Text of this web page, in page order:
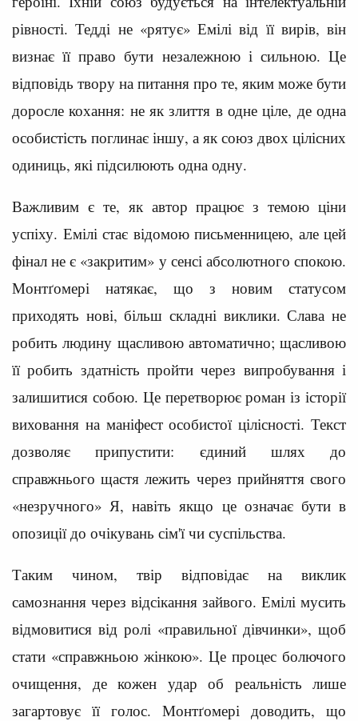
рівності. Тедді не «рятує» Емілі від її вирів, він
визнає її право бути незалежною і сильною. Це
відповідь твору на питання про те, яким може бути
доросле кохання: не як злиття в одне ціле, де одна
особистість поглинає іншу, а як союз двох цілісних
одиниць, які підсилюють одна одну.
Важливим є те, як автор працює з темою ціни
успіху. Емілі стає відомою письменницею, але цей
фінал не є «закритим» у сенсі абсолютного спокою.
Монтґомері натякає, що з новим статусом
приходять нові, більш складні виклики. Слава не
робить людину щасливою автоматично; щасливою
її робить здатність пройти через випробування і
залишитися собою. Це перетворює роман із історії
виховання на маніфест особистої цілісності. Текст
дозволяє припустити: єдиний шлях до
справжнього щастя лежить через прийняття свого
«незручного» Я, навіть якщо це означає бути в
опозиції до очікувань сім'ї чи суспільства.
Таким чином, твір відповідає на виклик
самознання через відсікання зайвого. Емілі мусить
відмовитися від ролі «правильної дівчинки», щоб
стати «справжньою жінкою». Це процес болючого
очищення, де кожен удар об реальність лише
загартовує її голос. Монтґомері доводить, що